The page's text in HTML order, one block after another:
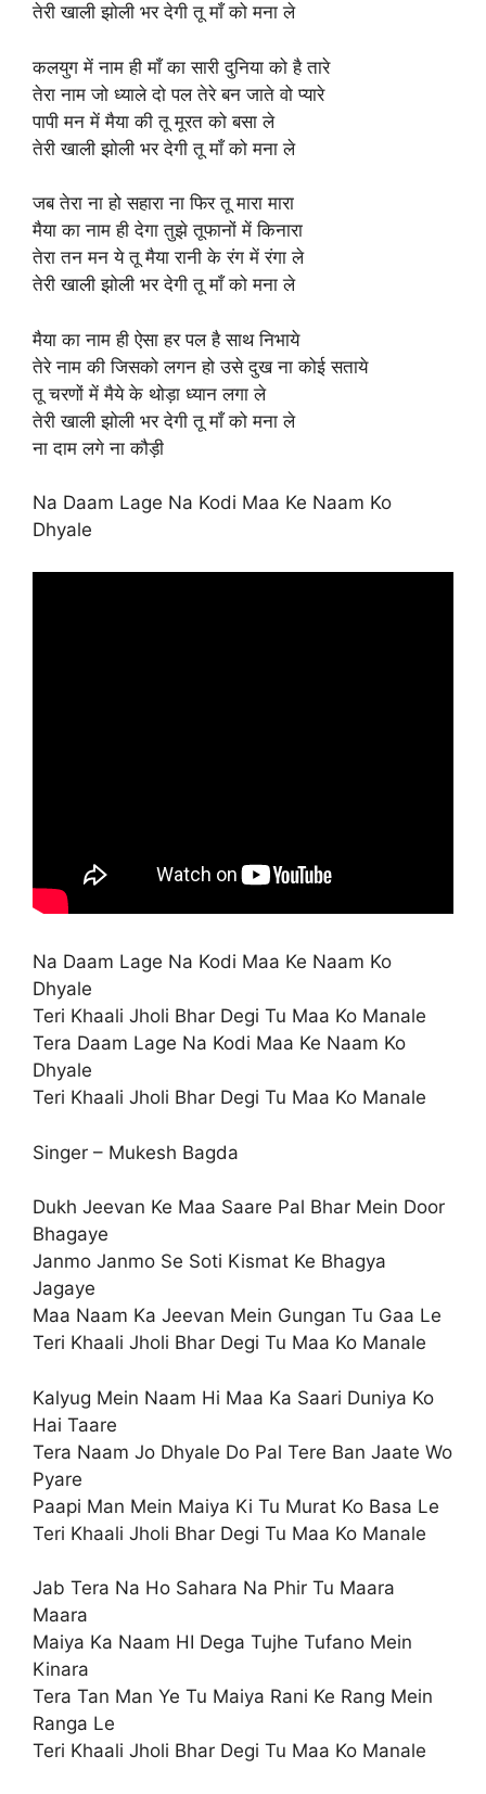
तेरी खाली झोली भर देगी तू माँ को मना ले
कलयुग में नाम ही माँ का सारी दुनिया को है तारे
तेरा नाम जो ध्याले दो पल तेरे बन जाते वो प्यारे
पापी मन में मैया की तू मूरत को बसा ले
तेरी खाली झोली भर देगी तू माँ को मना ले
जब तेरा ना हो सहारा ना फिर तू मारा मारा
मैया का नाम ही देगा तुझे तूफानों में किनारा
तेरा तन मन ये तू मैया रानी के रंग में रंगा ले
तेरी खाली झोली भर देगी तू माँ को मना ले
मैया का नाम ही ऐसा हर पल है साथ निभाये
तेरे नाम की जिसको लगन हो उसे दुख ना कोई सताये
तू चरणों में मैये के थोड़ा ध्यान लगा ले
तेरी खाली झोली भर देगी तू माँ को मना ले
ना दाम लगे ना कौड़ी
Na Daam Lage Na Kodi Maa Ke Naam Ko
Dhyale
Na Daam Lage Na Kodi Maa Ke Naam Ko
Dhyale
Teri Khaali Jholi Bhar Degi Tu Maa Ko Manale
Tera Daam Lage Na Kodi Maa Ke Naam Ko
Dhyale
Teri Khaali Jholi Bhar Degi Tu Maa Ko Manale
Singer – Mukesh Bagda
Dukh Jeevan Ke Maa Saare Pal Bhar Mein Door
Bhagaye
Janmo Janmo Se Soti Kismat Ke Bhagya
Jagaye
Maa Naam Ka Jeevan Mein Gungan Tu Gaa Le
Teri Khaali Jholi Bhar Degi Tu Maa Ko Manale
Kalyug Mein Naam Hi Maa Ka Saari Duniya Ko
Hai Taare
Tera Naam Jo Dhyale Do Pal Tere Ban Jaate Wo
Pyare
Paapi Man Mein Maiya Ki Tu Murat Ko Basa Le
Teri Khaali Jholi Bhar Degi Tu Maa Ko Manale
Jab Tera Na Ho Sahara Na Phir Tu Maara
Maara
Maiya Ka Naam HI Dega Tujhe Tufano Mein
Kinara
Tera Tan Man Ye Tu Maiya Rani Ke Rang Mein
Ranga Le
Teri Khaali Jholi Bhar Degi Tu Maa Ko Manale